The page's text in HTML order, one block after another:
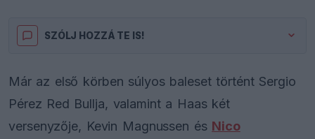
SZÓLJ HOZZÁ TE IS!
Már az első körben súlyos baleset történt Sergio
Pérez Red Bullja, valamint a Haas két
versenyzője, Kevin Magnussen és Nico